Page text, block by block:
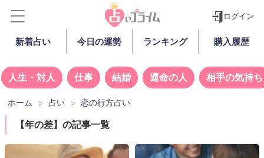
ログイン
新着占い 今日の運勢 ランキング 購入履歴
人生・対人 仕事 結婚 運命の人 相手の気持ち
ホーム 占い 恋の行方占い
【年の差】の記事一覧